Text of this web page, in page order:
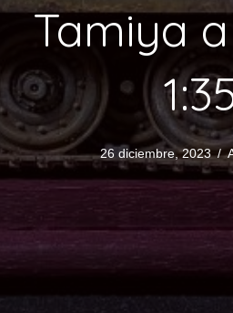
Tamiya
26 diciembre, 2023/